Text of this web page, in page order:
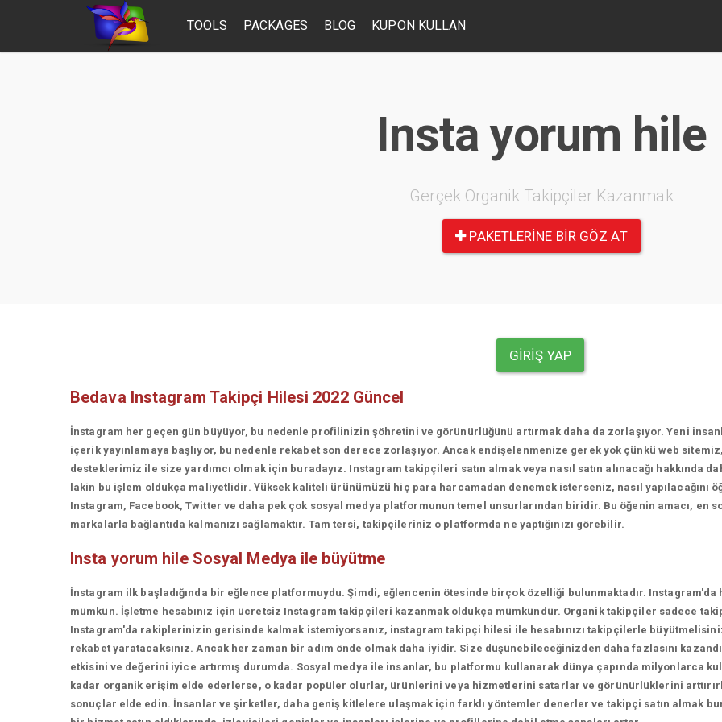
TOOLS PACKAGES BLOG KUPON KULLAN
Insta yorum hile
Gerçek Organik Takipçiler Kazanmak
PAKETLERINE BIR GÖZ AT
GIRIŞ YAP
Bedava Instagram Takipçi Hilesi 2022 Güncel
İnstagram her geçen gün büyüyor, bu nedenle profilinizin şöhretini ve görünürlüğünü artırmak daha da zorlaşıyor. Yeni
içerik yayınlamaya başlıyor, bu nedenle rekabet son derece zorlaşıyor. Ancak endişelenmenize gerek yok çünkü web
desteklerimiz ile size yardımcı olmak için buradayız. Instagram takipçileri satın almak veya nasıl satın alınacağı hakkında
lakin bu işlem oldukça maliyetlidir. Yüksek kaliteli ürünümüzü hiç para harcamadan denemek isterseniz, nasıl yapılacağını
Instagram, Facebook, Twitter ve daha pek çok sosyal medya platformunun temel unsurlarından biridir. Bu öğenin amacı,
markalarla bağlantıda kalmanızı sağlamaktır. Tam tersi, takipçileriniz o platformda ne yaptığınızı görebilir.
Insta yorum hile Sosyal Medya ile büyütme
İnstagram ilk başladığında bir eğlence platformuydu. Şimdi, eğlencenin ötesinde birçok özelliği bulunmaktadır. Instagram'da
mümkün. İşletme hesabınız için ücretsiz Instagram takipçileri kazanmak oldukça mümkündür. Organik takipçiler sadece
Instagram'da rakiplerinizin gerisinde kalmak istemiyorsanız, instagram takipçi hilesi ile hesabınızı takipçilerle
rekabet yaratacaksınız. Ancak her zaman bir adım önde olmak daha iyidir. Size düşünebileceğinizden daha fazlasını
etkisini ve değerini iyice artırmış durumda. Sosyal medya ile insanlar, bu platformu kullanarak dünya çapında milyonlarca
kadar organik erişim elde ederlerse, o kadar popüler olurlar, ürünlerini veya hizmetlerini satarlar ve görünürlüklerini
sonuçlar elde edin. İnsanlar ve şirketler, daha geniş kitlelere ulaşmak için farklı yöntemler denerler ve takipçi satın almak